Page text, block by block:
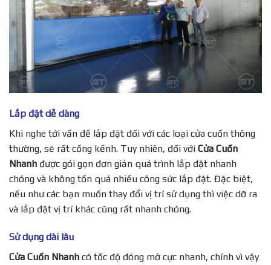
Lắp đặt dễ dàng
Khi nghe tới vấn đề lắp đặt đối với các loại cửa cuốn thông
thường, sẽ rất cồng kềnh. Tuy nhiên, đối với Cửa Cuốn
Nhanh được gói gọn đơn giản quá trình lắp đặt nhanh
chóng và không tốn quá nhiều công sức lắp đặt. Đặc biệt,
nếu như các bạn muốn thay đổi vị trí sử dụng thì việc dỡ ra
và lắp đặt vị trí khác cũng rất nhanh chóng.
Sử dụng dài lâu
Cửa Cuốn Nhanh có tốc độ đóng mở cực nhanh, chính vì vậy